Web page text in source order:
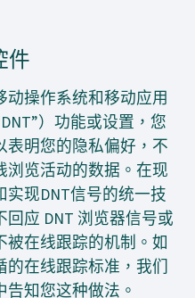
件
操作系统和移动应用
）功能或设置，您
表明您的隐私偏好，不
浏览活动的数据。在现
现DNT信号的统一技
应 DNT 浏览器信号或
在线跟踪的机制。如
的在线跟踪标准，我们
知您这种做法。